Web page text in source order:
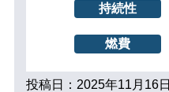
持続性
燃費
投稿日：2025年11月16日